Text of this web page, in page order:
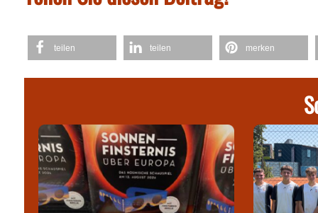
teilen teilen merken